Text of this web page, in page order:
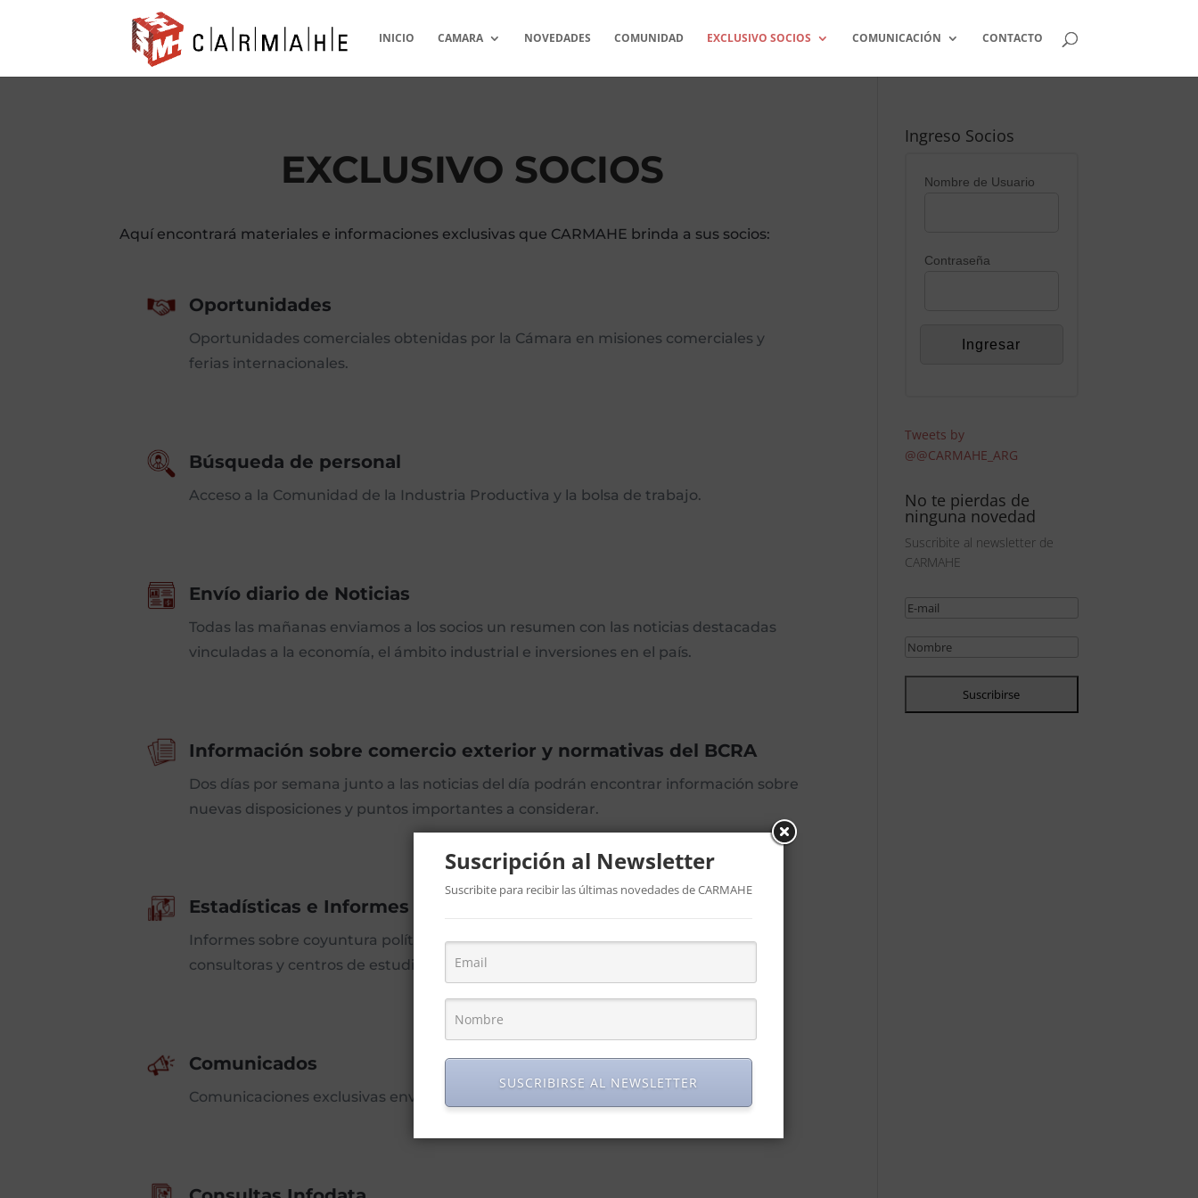
INICIO CAMARA NOVEDADES COMUNIDAD EXCLUSIVO SOCIOS COMUNICACIÓN CONTACTO
EXCLUSIVO SOCIOS
Aquí encontrará materiales e informaciones exclusivas que CARMAHE brinda a sus socios:
Oportunidades
Oportunidades comerciales obtenidas por la Cámara en misiones comerciales y
ferias internacionales.
Búsqueda de personal
Acceso a la Comunidad de la Industria Productiva y la bolsa de trabajo.
Envío diario de Noticias
Todas las mañanas enviamos a los socios un resumen con las noticias destacadas
vinculadas a la economía, el ámbito industrial e inversiones en el país.
Información sobre comercio exterior y normativas del BCRA
Dos días por semana junto a las noticias del día podrán encontrar información sobre
nuevas disposiciones y puntos importantes a considerar.
Estadísticas e Informes
Informes sobre coyuntura política-económica local e internacional, realizados por
consultoras y centros de estudio privados y estatales.
Comunicados
Comunicaciones exclusivas enviadas a los socios.
Ingreso Socios
Nombre de Usuario
Contraseña
Tweets by
@@CARMAHE_ARG
No te pierdas de
ninguna novedad
Suscribite al newsletter de
CARMAHE
Suscripción al Newsletter
Suscribite para recibir las últimas novedades de CARMAHE
SUSCRIBIRSE AL NEWSLETTER